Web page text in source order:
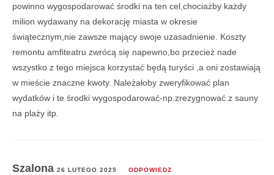
powinno wygospodarować środki na ten cel,chociażby każdy
milion wydawany na dekorację miasta w okresie
świątecznym,nie zawsze mający swoje uzasadnienie. Koszty
remontu amfiteatru zwrócą się napewno,bo przecież nade
wszystko z tego miejsca korzystać będą turyści ,a oni zostawiają
w mieście znaczne kwoty. Należałoby zweryfikować plan
wydatków i te środki wygospodarować-np.zrezygnować z sauny
na plaży itp.
Szalona 26 LUTEGO 2025 ODPOWIEDZ